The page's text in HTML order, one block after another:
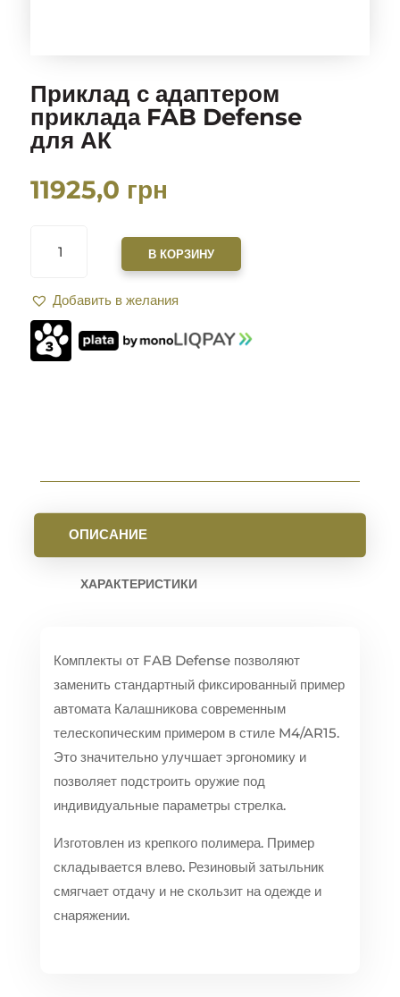
Приклад с адаптером
приклада FAB Defense
для АК
11925,0 грн
ТОВАРА
АДАПТЕРОМ
ПРИКЛАДА
FAB
DEFENSE
В КОРЗИНУ
Добавить в желания
ОПИСАНИЕ
ХАРАКТЕРИСТИКИ
Комплекты от FAB Defense позволяют
заменить стандартный фиксированный пример
автомата Калашникова современным
телескопическим примером в стиле M4/AR15.
Это значительно улучшает эргономику и
позволяет подстроить оружие под
индивидуальные параметры стрелка.
Изготовлен из крепкого полимера. Пример
складывается влево. Резиновый затыльник
смягчает отдачу и не скользит на одежде и
снаряжении.